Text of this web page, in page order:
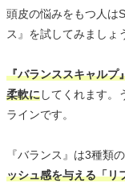
頭皮の悩みをもつ人は
ス』を試してみましょ
『バランススキャルプ
柔軟にしてくれます。
ラインです。
『バランス』は3種類
ッシュ感を与える「リ